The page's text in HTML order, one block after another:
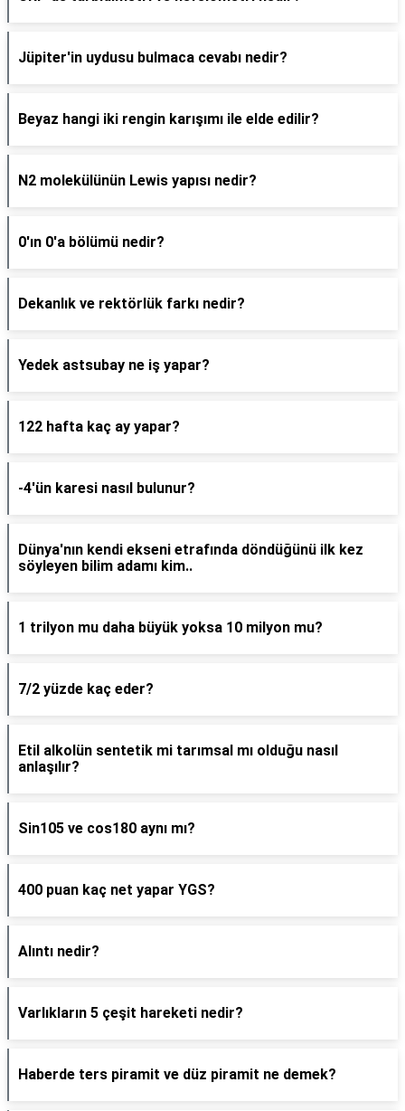
Jüpiter'in uydusu bulmaca cevabı nedir?
Beyaz hangi iki rengin karışımı ile elde edilir?
N2 molekülünün Lewis yapısı nedir?
0'ın 0'a bölümü nedir?
Dekanlık ve rektörlük farkı nedir?
Yedek astsubay ne iş yapar?
122 hafta kaç ay yapar?
-4'ün karesi nasıl bulunur?
Dünya'nın kendi ekseni etrafında döndüğünü ilk kez
söyleyen bilim adamı kim..
1 trilyon mu daha büyük yoksa 10 milyon mu?
7/2 yüzde kaç eder?
Etil alkolün sentetik mi tarımsal mı olduğu nasıl
anlaşılır?
Sin105 ve cos180 aynı mı?
400 puan kaç net yapar YGS?
Alıntı nedir?
Varlıkların 5 çeşit hareketi nedir?
Haberde ters piramit ve düz piramit ne demek?